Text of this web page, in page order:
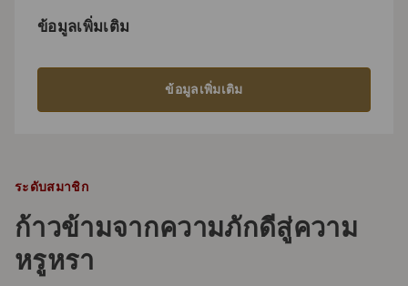
ข้อมูลเพิ่มเติม
ข้อมูลเพิ่มเติม
ระดับสมาชิก
ก้าวข้ามจากความภักดีสู่ความ
หรูหรา